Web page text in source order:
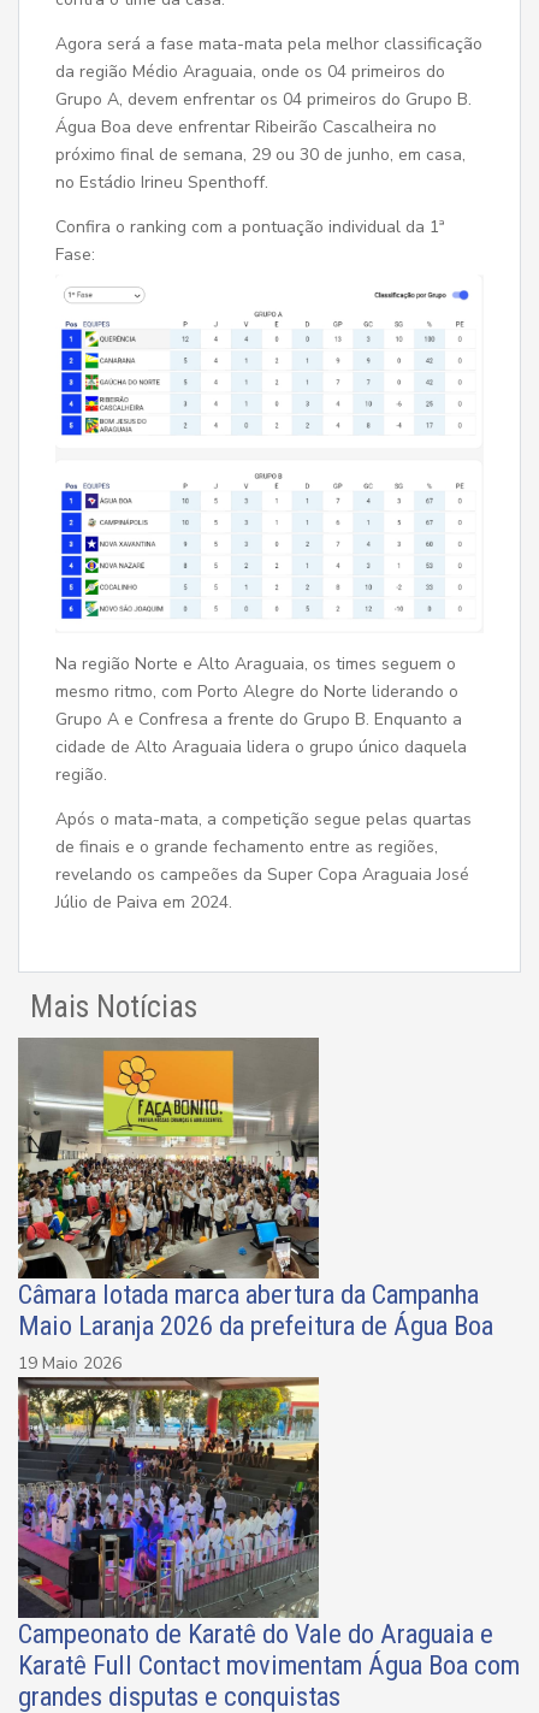
Agora será a fase mata-mata pela melhor classificação
da região Médio Araguaia, onde os 04 primeiros do
Grupo A, devem enfrentar os 04 primeiros do Grupo B.
Água Boa deve enfrentar Ribeirão Cascalheira no
próximo final de semana, 29 ou 30 de junho, em casa,
no Estádio Irineu Spenthoff.
Confira o ranking com a pontuação individual da 1ª
Fase:
Na região Norte e Alto Araguaia, os times seguem o
mesmo ritmo, com Porto Alegre do Norte liderando o
Grupo A e Confresa a frente do Grupo B. Enquanto a
cidade de Alto Araguaia lidera o grupo único daquela
região.
Após o mata-mata, a competição segue pelas quartas
de finais e o grande fechamento entre as regiões,
revelando os campeões da Super Copa Araguaia José
Júlio de Paiva em 2024.
Mais Notícias
Câmara lotada marca abertura da Campanha
Maio Laranja 2026 da prefeitura de Água Boa
19 Maio 2026
Campeonato de Karatê do Vale do Araguaia e
Karatê Full Contact movimentam Água Boa com
grandes disputas e conquistas